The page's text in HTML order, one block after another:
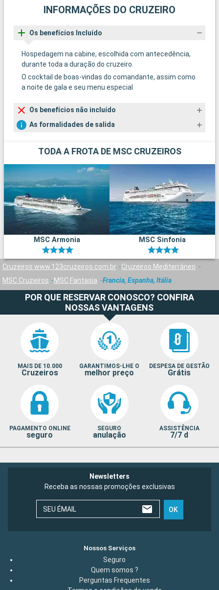
INFORMAÇÕES DO CRUZEIRO
Os benefícios Incluído
Hospedagem na cabine, escolhida com antecedência,
durante toda a duração do cruzeiro.
O cocktail de boas-vindas do comandante, assim como
a noite de gala e seu menu especial
Os benefícios não incluído
As formalidades de salida
TODA A FROTA DE MSC CRUZEIROS
MSC Armonia MSC Sinfonia
Cruzeiros www.123cruzeiros.com.br
Cruzeiros Mediterrâneo
MSC Cruzeiros
MSC Fantasia Francia, Espanha, Itália
POR QUE RESERVAR CONOSCO? CONFIRA
NOSSAS VANTAGENS
MAIS DE 10.000
Cruzeiros
GARANTIMOS-LHE O
melhor preço
DESPESA DE GESTÃO
Grátis
PAGAMENTO ONLINE
seguro
SEGURO
anulação
ASSISTÊNCIA
7/7 d
Newsletters
Receba as nossas promoções exclusivas
SEU ÉMAIL OK
Nossos Serviços
Seguro
Quem somos ?
Perguntas Frequentes